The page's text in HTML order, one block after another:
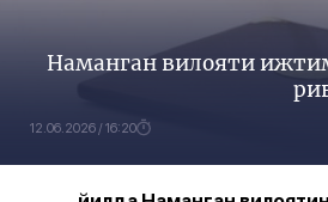
Наманган вилояти
16:20 / 12.06.2026